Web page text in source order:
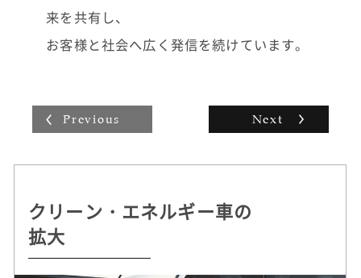
もしれませんが、女性でも扱いやすい工具も
最近は多々ありますので、男性の仕事と思う
で上を目指せるので、興味があればぜひ飛び
込んでみることをおすすめします。
来を共有し、
お客様と社会へ広く発信を続けています。
クリーン・エネルギー車の
拡大
持続可能な
クルマづくりを追求
自動運転 /
デジタル・サービスの革新
ドライビング・プレジャー
へのこだわり
Previous Next